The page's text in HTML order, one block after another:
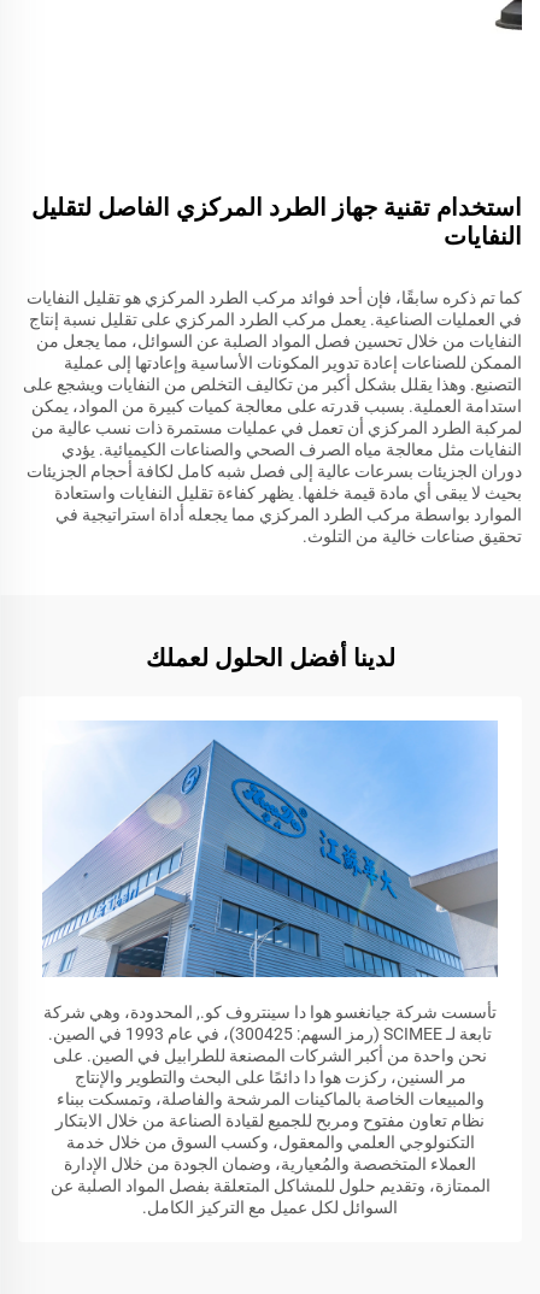
استخدام تقنية جهاز الطرد المركزي الفاصل لتقليل
النفايات
كما تم ذكره سابقًا، فإن أحد فوائد مركب الطرد المركزي هو تقليل النفايات
في العمليات الصناعية. يعمل مركب الطرد المركزي على تقليل نسبة إنتاج
النفايات من خلال تحسين فصل المواد الصلبة عن السوائل، مما يجعل من
الممكن للصناعات إعادة تدوير المكونات الأساسية وإعادتها إلى عملية
التصنيع. وهذا يقلل بشكل أكبر من تكاليف التخلص من النفايات ويشجع على
استدامة العملية. بسبب قدرته على معالجة كميات كبيرة من المواد، يمكن
لمركبة الطرد المركزي أن تعمل في عمليات مستمرة ذات نسب عالية من
النفايات مثل معالجة مياه الصرف الصحي والصناعات الكيميائية. يؤدي
دوران الجزيئات بسرعات عالية إلى فصل شبه كامل لكافة أحجام الجزيئات
بحيث لا يبقى أي مادة قيمة خلفها. يظهر كفاءة تقليل النفايات واستعادة
الموارد بواسطة مركب الطرد المركزي مما يجعله أداة استراتيجية في
تحقيق صناعات خالية من التلوث.
لدينا أفضل الحلول لعملك
تأسست شركة جيانغسو هوا دا سينتروف كو., المحدودة، وهي شركة
تابعة لـ SCIMEE (رمز السهم: 300425)، في عام 1993 في الصين.
نحن واحدة من أكبر الشركات المصنعة للطرابيل في الصين. على
مر السنين، ركزت هوا دا دائمًا على البحث والتطوير والإنتاج
والمبيعات الخاصة بالماكينات المرشحة والفاصلة، وتمسكت ببناء
نظام تعاون مفتوح ومربح للجميع لقيادة الصناعة من خلال الابتكار
التكنولوجي العلمي والمعقول، وكسب السوق من خلال خدمة
العملاء المتخصصة والمُعيارية، وضمان الجودة من خلال الإدارة
الممتازة، وتقديم حلول للمشاكل المتعلقة بفصل المواد الصلبة عن
السوائل لكل عميل مع التركيز الكامل.